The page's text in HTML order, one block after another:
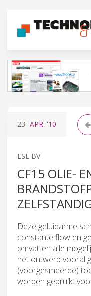
23 APR. '10
ESE BV
CF15 OLIE-
Deze geluidarme
constante flow en
omvatten alle
het ontwerp vooral
(voorgesmeerde)
worden gebruikt